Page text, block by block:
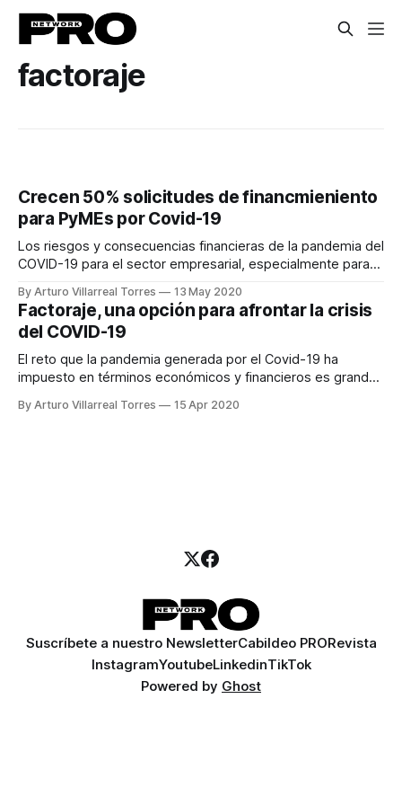
factoraje
Crecen 50% solicitudes de financmieniento
para PyMEs por Covid-19
Los riesgos y consecuencias financieras de la pandemia del
COVID-19 para el sector empresarial, especialmente para
importante el acceso a capital de trabajo y la liquidez. En
este marco, las solicitudes de factoraje han incrementado
hasta en 50%, de acuerdo
By Arturo Villarreal Torres 13 May 2020
Factoraje, una opción para afrontar la crisis
del COVID-19
El reto que la pandemia generada por el Covid-19 ha
impuesto en términos económicos y financieros es grande:
crisis mundial, la peor desde 2009, resultará en una
By Arturo Villarreal Torres 15 Apr 2020
Suscríbete a nuestro NewsletterCabildeo PRORevista
InstagramYoutubeLinkedinTikTok
Powered by Ghost